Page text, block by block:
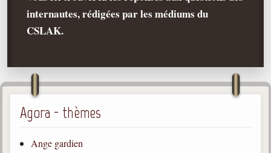
Qu'est-ce que c'est ?
Philosophie
La doctrine d'Allan Kardec
But des manifestations spirites
Esprits
internautes, rédigées par les médiums du
CSLAK.
Agora - thèmes
Ange gardien